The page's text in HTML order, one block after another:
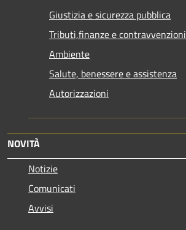
Giustizia e sicurezza pubblica
Tributi,finanze e contravvenzioni
Ambiente
Salute, benessere e assistenza
Autorizzazioni
NOVITÀ
Notizie
Comunicati
Avvisi